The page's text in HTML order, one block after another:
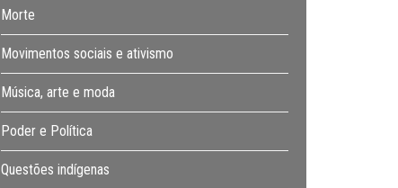
Morte
Movimentos sociais e ativismo
Música, arte e moda
Poder e Política
Questões indígenas